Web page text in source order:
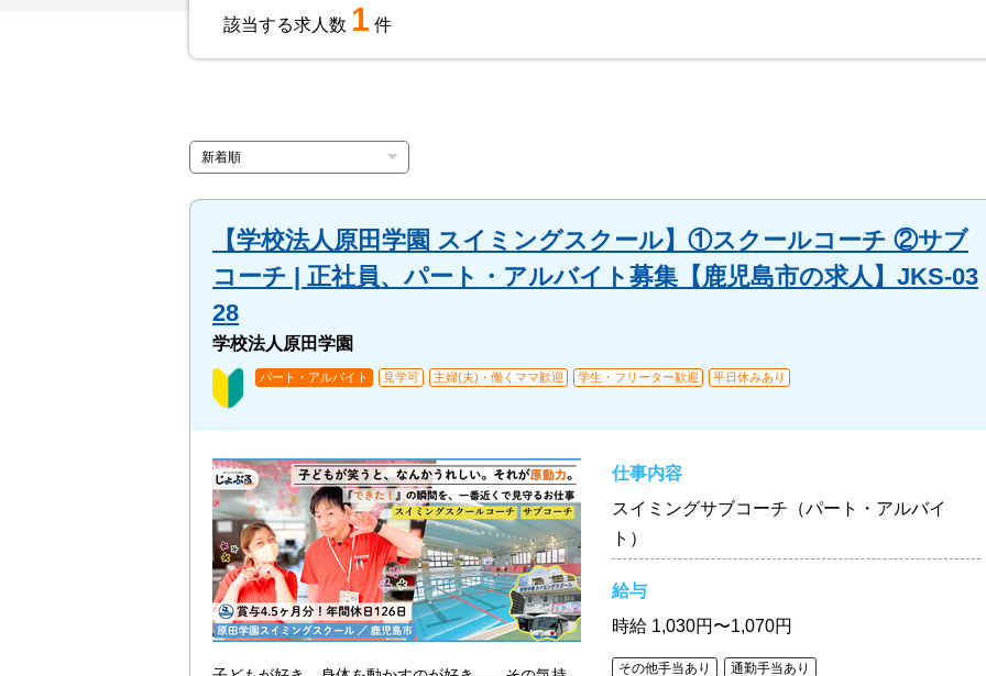
該当する求人数 1 件
【学校法人原田学園 スイミングスクール】①スクールコーチ ②サブ
コーチ | 正社員、パート・アルバイト募集【鹿児島市の求人】JKS-03
28
学校法人原田学園
パート・アルバイト 見学可 主婦(夫)・働くママ歓迎 学生・フリーター歓迎 平日休みあり
仕事内容
スイミングサブコーチ（パート・アルバイ
ト）
給与
時給 1,030円〜1,070円
その他手当あり 通勤手当あり